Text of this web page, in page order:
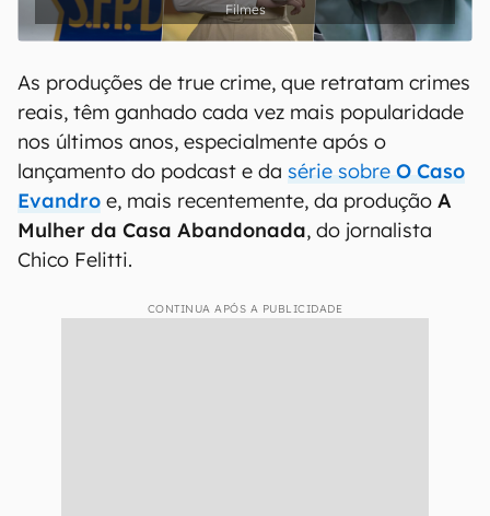
Filmes
As produções de true crime, que retratam crimes
reais, têm ganhado cada vez mais popularidade
nos últimos anos, especialmente após o
lançamento do podcast e da série sobre O Caso
Evandro e, mais recentemente, da produção A
Mulher da Casa Abandonada, do jornalista
Chico Felitti.
CONTINUA APÓS A PUBLICIDADE